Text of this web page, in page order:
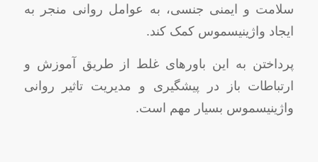
سلامت و ایمنی جنسی، به عوامل روانی منجر به
ایجاد واژینیسموس کمک کند.
پرداختن به این باورهای غلط از طریق آموزش و
ارتباطات باز در پیشگیری و مدیریت تاثیر روانی
واژینیسموس بسیار مهم است.